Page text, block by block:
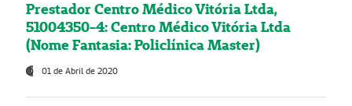
Prestador Centro Médico Vitória Ltda,
51004350-4: Centro Médico Vitória Ltda
(Nome Fantasia: Policlínica Master)
01 de Abril de 2020